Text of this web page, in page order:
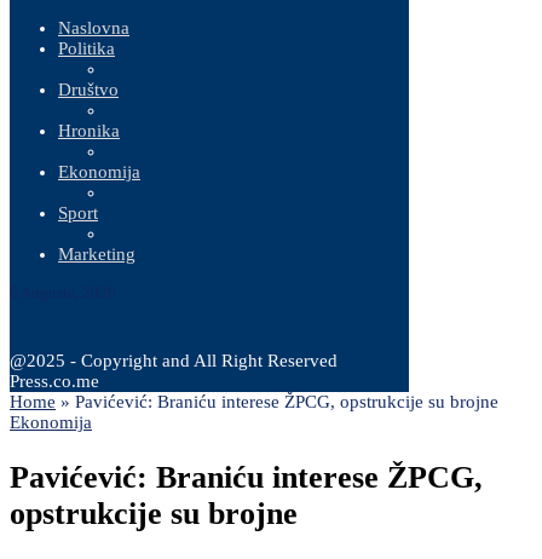
Naslovna
Politika
Društvo
Hronika
Ekonomija
Sport
Marketing
@2025 - Copyright and All Right Reserved
Press.co.me
Home » Pavićević: Braniću interese ŽPCG, opstrukcije su brojne
Ekonomija
Pavićević: Braniću interese ŽPCG,
opstrukcije su brojne